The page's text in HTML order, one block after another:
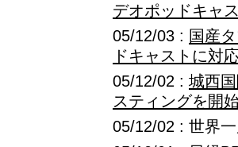
デオポッドキャ
05/12/03 : 国産
ドキャストに対
05/12/02 : 城西
スティングを開
05/12/02 : 世界